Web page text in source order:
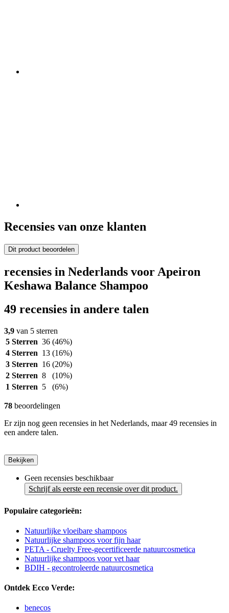
Recensies van onze klanten
Dit product beoordelen
recensies in Nederlands voor Apeiron
Keshawa Balance Shampoo
49 recensies in andere talen
3,9 van 5 sterren
5 Sterren 36 (46%)
4 Sterren 13 (16%)
3 Sterren 16 (20%)
2 Sterren 8
(10%)
1 Sterren 5 (6%)
78 beoordelingen
Er zijn nog geen recensies in het Nederlands, maar 49 recensies in
een andere talen.
Bekijken
Geen recensies beschikbaar
Schrijf als eerste een recensie over dit product.
Populaire categorieën:
Natuurlijke vloeibare shampoos
Natuurlijke shampoos voor fijn haar
PETA - Cruelty Free-gecertificeerde natuurcosmetica
Natuurlijke shampoos voor vet haar
BDIH - gecontroleerde natuurcosmetica
Ontdek Ecco Verde:
benecos